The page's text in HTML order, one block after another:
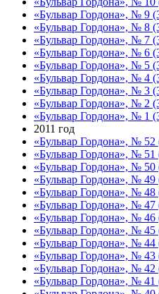
«Бульвар Гордона», № 9
«Бульвар Гордона», № 8
«Бульвар Гордона», № 7
«Бульвар Гордона», № 6
«Бульвар Гордона», № 5
«Бульвар Гордона», № 4
«Бульвар Гордона», № 3
«Бульвар Гордона», № 2
«Бульвар Гордона», № 1
2011 год
«Бульвар Гордона», № 52
«Бульвар Гордона», № 51
«Бульвар Гордона», № 50
«Бульвар Гордона», № 49
«Бульвар Гордона», № 48
«Бульвар Гордона», № 47
«Бульвар Гордона», № 46
«Бульвар Гордона», № 45
«Бульвар Гордона», № 44
«Бульвар Гордона», № 43
«Бульвар Гордона», № 42
«Бульвар Гордона», № 41